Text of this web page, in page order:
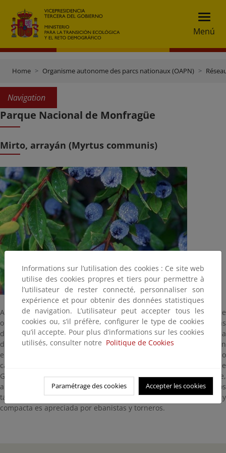
Menú
Home Organisme autonome des parcs nationaux (OAPN)
Navigation
Parque Nacional de Monfragüe
Mirto, arrayán (Myrtus communis)
Arbusto de brillantes hojas verdes que desprenden un agradable
olor a limón. Florece de junio a agosto. Sus frutos son unas bayas
de color azul-negruzco. Según la mitología clásica, cuando nació la
diosa Venus, al verse desnuda se protegió detrás de un mirto. En
el mundo árabe fue muy apreciado en jardinería y en este sentido
cabe destacar el Patio de los Arrayanes de la Alhambra de
Granada. En medicina popular se ha utilizado como astringente,
antiséptico, desodorante y anticatarral. Por su riqueza en taninos
también se ha utilizado para curtir pieles, y su madera, dura y
compacta es apreciada por ebanistas y torneros.
Informations sur l’utilisation des cookies : Ce site web
utilise des cookies propres et tiers pour permettre à
l’utilisateur de rester connecté, personnaliser son
expérience et pour obtenir des données statistiques
de navigation. L’utilisateur peut accepter tous les
cookies ou, s’il préfère, configurer le type de cookies
qu’il accepte. Pour plus d’informations sur les cookies
utilisés, consulter notre Politique de Cookies
Paramétrage des cookies Accepter les cookies